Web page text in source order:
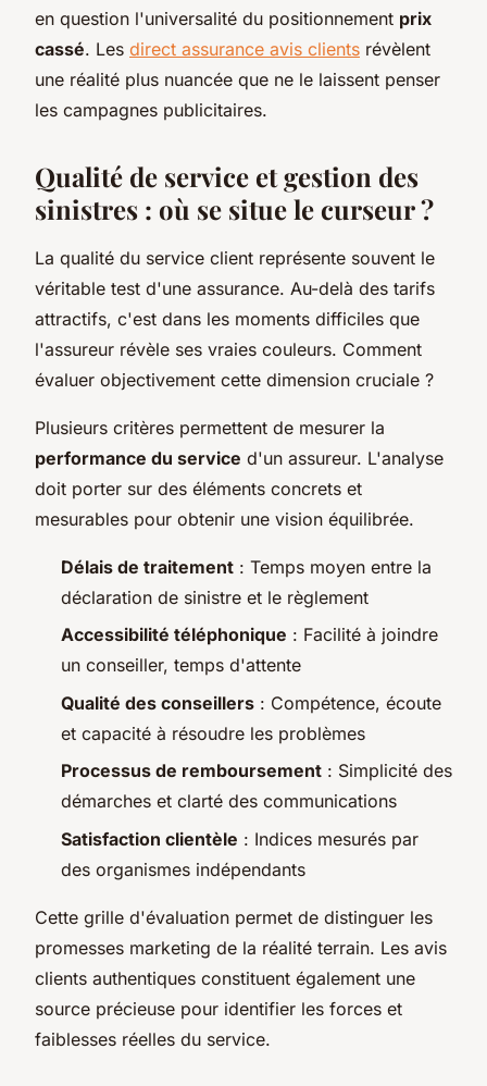
en question l'universalité du positionnement prix
cassé. Les direct assurance avis clients révèlent
une réalité plus nuancée que ne le laissent penser
les campagnes publicitaires.
Qualité de service et gestion des
sinistres : où se situe le curseur ?
La qualité du service client représente souvent le
véritable test d'une assurance. Au-delà des tarifs
attractifs, c'est dans les moments difficiles que
l'assureur révèle ses vraies couleurs. Comment
évaluer objectivement cette dimension cruciale ?
Plusieurs critères permettent de mesurer la
performance du service d'un assureur. L'analyse
doit porter sur des éléments concrets et
mesurables pour obtenir une vision équilibrée.
Délais de traitement : Temps moyen entre la
déclaration de sinistre et le règlement
Accessibilité téléphonique : Facilité à joindre
un conseiller, temps d'attente
Qualité des conseillers : Compétence, écoute
et capacité à résoudre les problèmes
Processus de remboursement : Simplicité des
démarches et clarté des communications
Satisfaction clientèle : Indices mesurés par
des organismes indépendants
Cette grille d'évaluation permet de distinguer les
promesses marketing de la réalité terrain. Les avis
clients authentiques constituent également une
source précieuse pour identifier les forces et
faiblesses réelles du service.